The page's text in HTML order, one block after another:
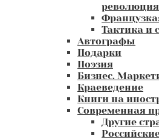
революция
Тактика и
Автографы
Подарки
Поэзия
Бизнес.
Краеведение
Книги на
Современная
Другие